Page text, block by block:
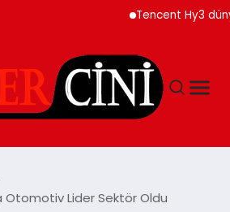
Tencent Hy3 dünya
Otomotiv Lider Sektör Oldu